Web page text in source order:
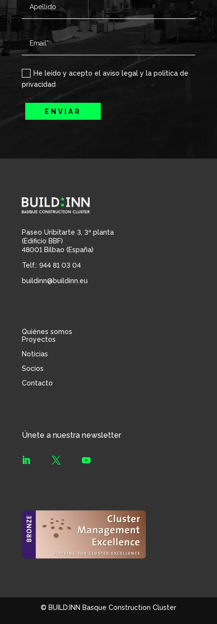
He leído y acepto el aviso legal y la política de
privacidad
ENVIAR
Paseo Uribitarte 3, 3ª planta
(Edificio BBF)
48001 Bilbao (España)
Telf.: 944 81 03 04
buildinn@buildinn.eu
Quiénes somos
Proyectos
Noticias
Socios
Contacto
Únete a nuestra newsletter
  
© BUILD:INN Basque Construction Cluster